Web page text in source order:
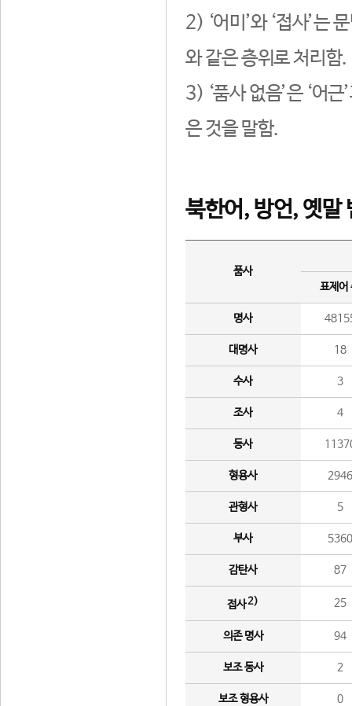
2) ‘어미’와 ‘접사’는
와 같은 층위로 처리함.
3) ‘품사 없음’은 ‘어
은 것을 말함.
북한어, 방언, 옛말
품사
표제어
명사
대명사 18
수사 3
조사 4
동사
형용사 2946
관형사 5
부사 5360
감탄사 87
접사2) 25
의존 명사 94
보조 동사 2
보조 형용사 0